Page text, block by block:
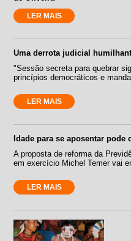
LER MAIS
Uma derrota judicial
"Sessão secreta para quebrar
princípios democráticos e
LER MAIS
Idade para se aposentar pode
A proposta de reforma da
em exercício Michel Temer vai
LER MAIS